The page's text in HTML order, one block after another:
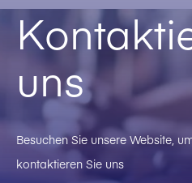
uns
Besuchen Sie unsere Website,
kontaktieren Sie uns